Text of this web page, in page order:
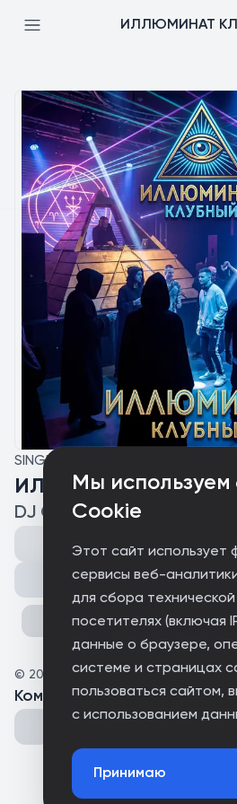
Мы
Cookie
Этот сайт использует
сервисы веб-
для сбора
посетителях (включая
данные о браузере,
системе и страницах
пользоваться сайтом,
с использованием
Принимаю
ИЛЛЮМИНАТ
SINGLE
ИЛЛЮМИНАТ
DJ Gariksong
© 2026 NION MUSIC.INK
Комментарии(0 )